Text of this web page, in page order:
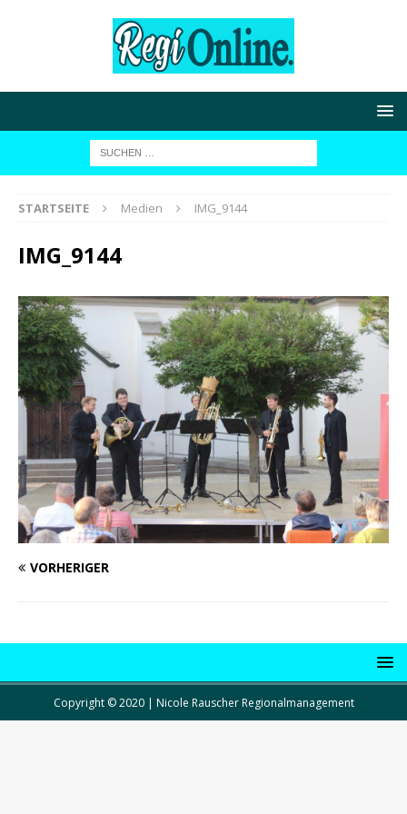
STARTSEITE Medien IMG_9144
IMG_9144
VORHERIGER
Copyright © 2020 | Nicole Rauscher Regionalmanagement